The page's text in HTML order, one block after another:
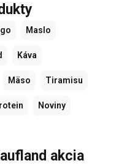
Maslo
Káva
Mäso Tiramisu
Noviny
akcia